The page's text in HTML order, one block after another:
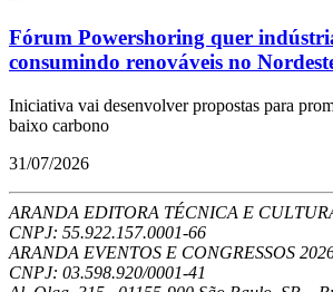
Fórum Powershoring quer
consumindo renováveis no
Iniciativa vai desenvolver propostas para
baixo carbono
31/07/2026
ARANDA EDITORA TÉCNICA E
CNPJ: 55.922.157.0001-66
ARANDA EVENTOS E CONGRESSOS
CNPJ: 03.598.920/0001-41